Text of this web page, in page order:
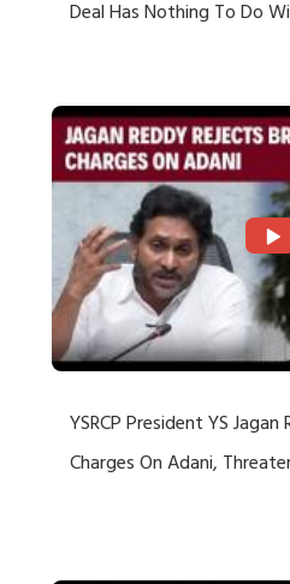
Deal Has Nothing To Do
YSRCP President YS
Charges On Adani,